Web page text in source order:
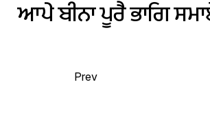
ਆਪੇਬੀਨਾਪੂਰੈਭਾਗਿ
Prev